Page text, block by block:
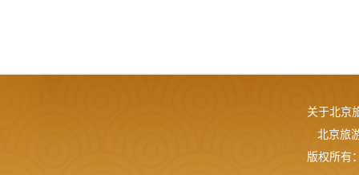
关于北京
北京旅
版权所有